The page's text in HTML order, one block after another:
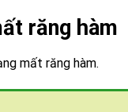
răng hàm
mất răng hàm.